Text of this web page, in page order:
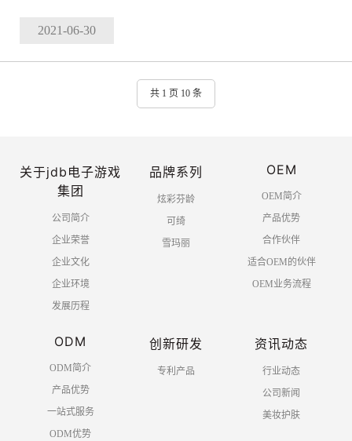
2021-06-30
共 1 页 10 条
关于jdb电子游戏
集团
公司简介
企业荣誉
企业文化
企业环境
发展历程
品牌系列
炫彩芬龄
可绮
雪玛丽
OEM
OEM简介
产品优势
合作伙伴
适合OEM的伙伴
OEM业务流程
ODM
ODM简介
产品优势
一站式服务
ODM优势
创新研发
专利产品
资讯动态
行业动态
公司新闻
美妆护肤